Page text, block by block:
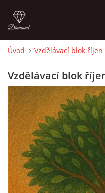
O MĚ
FOTOALBUM
DĚJINY VÝTVARNÉHO
NOVINKY ZE ŠKOLSTVÍ 2025
Úvod Vzdělávací blok říjen
Vzdělávací blok